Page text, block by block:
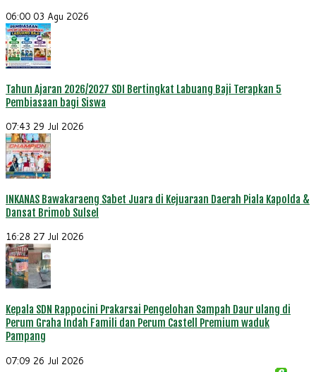
06:00 03 Agu 2026
Tahun Ajaran 2026/2027 SDI Bertingkat Labuang Baji Terapkan 5
Pembiasaan bagi Siswa
07:43 29 Jul 2026
INKANAS Bawakaraeng Sabet Juara di Kejuaraan Daerah Piala Kapolda &
Dansat Brimob Sulsel
16:28 27 Jul 2026
Kepala SDN Rappocini Prakarsai Pengelohan Sampah Daur ulang di
Perum Graha Indah Famili dan Perum Castell Premium waduk
Pampang
07:09 26 Jul 2026